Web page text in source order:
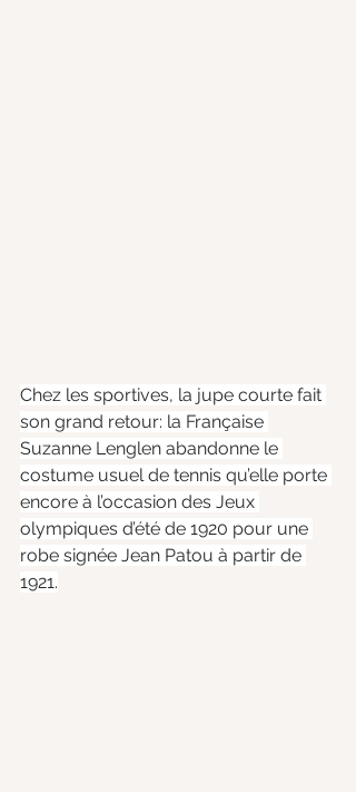
Chez les sportives, la jupe courte fait
son grand retour: la Française
Suzanne Lenglen abandonne le
costume usuel de tennis qu’elle porte
encore à l’occasion des Jeux
olympiques d’été de 1920 pour une
robe signée Jean Patou à partir de
1921.